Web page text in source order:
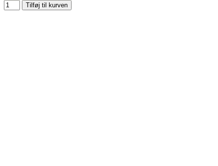
Tilføj til kurven